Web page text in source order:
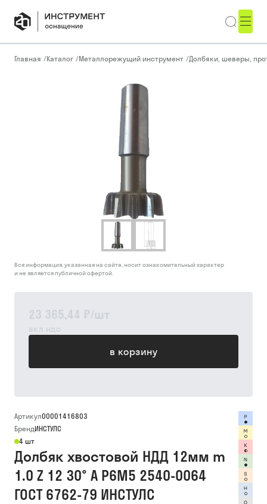
Главная /Каталог /Металлорежущий инструмент /Долбяки, шеверы,
23 365,44 ₽/шт
вкл ндс
в корзину
Вся информация, указанная на сайте, носит ознакомительный характер
и не является публичной офертой.
Артикул00001416803
БрендИНСТУЛС
4 шт
Долбяк хвостовой НДД 12мм m
1.0 Z 12 30° А Р6М5 2540-0064
ГОСТ 6762-79 ИНСТУЛС